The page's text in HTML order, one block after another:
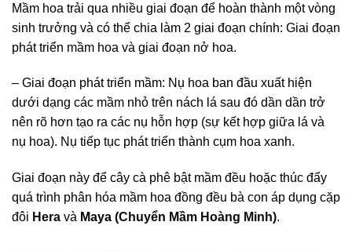
Mầm hoa trải qua nhiều giai đoạn để hoàn thành một vòng
sinh trưởng và có thể chia làm 2 giai đoạn chính: Giai đoạn
phát triển mầm hoa và giai đoạn nở hoa.
– Giai đoạn phát triển mầm: Nụ hoa ban đầu xuất hiện
dưới dạng các mầm nhỏ trên nách lá sau đó dần dần trở
nên rõ hơn tạo ra các nụ hỗn hợp (sự kết hợp giữa lá và
nụ hoa). Nụ tiếp tục phát triển thành cụm hoa xanh.
Giai đoạn này để cây cà phê bật mầm đều hoặc thúc đẩy
quá trình phân hóa mầm hoa đồng đều bà con áp dụng cặp
đôi Hera và Maya (Chuyển Mầm Hoàng Minh).